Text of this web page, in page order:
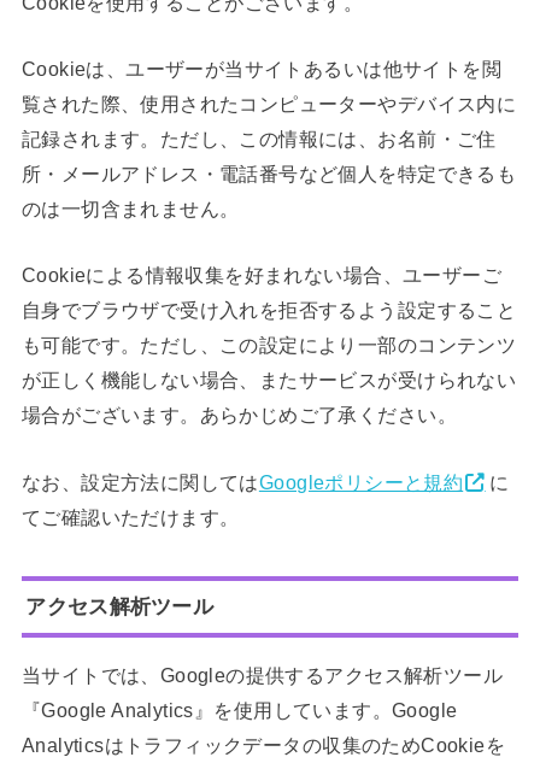
Cookieは、ユーザーが当サイトあるいは他サイトを閲
覧された際、使用されたコンピューターやデバイス内に
記録されます。ただし、この情報には、お名前・ご住
所・メールアドレス・電話番号など個人を特定できるも
のは一切含まれません。
Cookieによる情報収集を好まれない場合、ユーザーご
自身でブラウザで受け入れを拒否するよう設定すること
も可能です。ただし、この設定により一部のコンテンツ
が正しく機能しない場合、またサービスが受けられない
場合がございます。あらかじめご了承ください。
なお、設定方法に関してはGoogleポリシーと規約
に
てご確認いただけます。
アクセス解析ツール
当サイトでは、Googleの提供するアクセス解析ツール
『Google Analytics』を使用しています。Google
Analyticsはトラフィックデータの収集のためCookieを